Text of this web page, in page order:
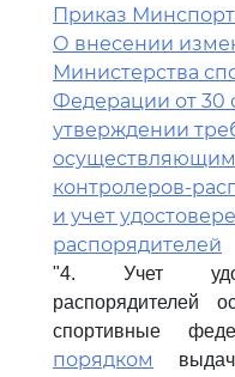
Приказ
О внесении
Министерства
Федерации от 30
утверждении
осуществляющим
контролеров-
и учет
распорядителей
"4. Учет
распорядителей
спортивные
порядком